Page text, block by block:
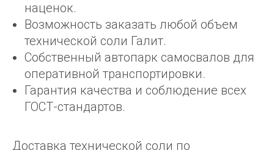
наценок.
Возможность заказать любой объем
технической соли Галит.
Собственный автопарк самосвалов для
оперативной транспортировки.
Гарантия качества и соблюдение всех
ГОСТ-стандартов.
Доставка технической соли по